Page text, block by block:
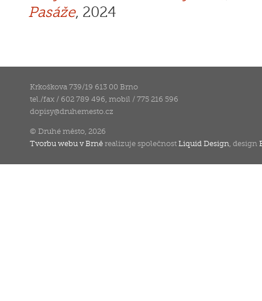
Pasáže, 2024
Krkoškova 739/19 613 00 Brno
tel./fax / 602 789 496, mobil / 775 216 596
dopisy@druhemesto.cz
© Druhé město, 2026
Tvorbu webu v Brně realizuje společnostLiquid Design , design